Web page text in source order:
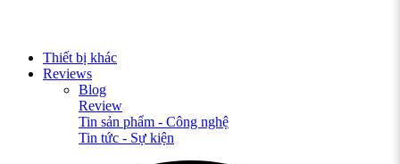
Thiết bị khác
Reviews
Blog
Review
Tin sản phẩm - Công nghệ
Tin tức - Sự kiện